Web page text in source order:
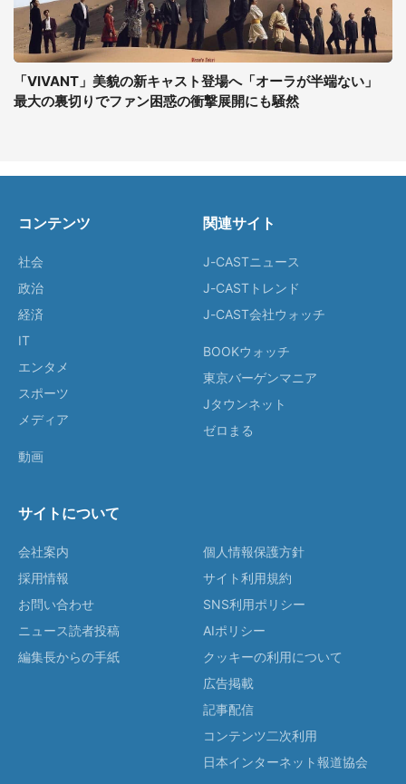
「VIVANT」美貌の新キャスト登場へ「オーラが半端ない」
最大の裏切りでファン困惑の衝撃展開にも騒然
コンテンツ
社会
政治
経済
IT
エンタメ
スポーツ
メディア
動画
関連サイト
J-CASTニュース
J-CASTトレンド
J-CAST会社ウォッチ
BOOKウォッチ
東京バーゲンマニア
Jタウンネット
ゼロまる
サイトについて
会社案内
採用情報
お問い合わせ
ニュース読者投稿
編集長からの手紙
個人情報保護方針
サイト利用規約
SNS利用ポリシー
AIポリシー
クッキーの利用について
広告掲載
記事配信
コンテンツ二次利用
日本インターネット報道協会